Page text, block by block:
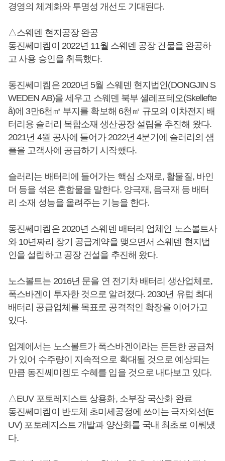
경영의 체계화와 투명성 개선도 기대된다.
△스웨덴 현지공장 완공
동진쎄미켐이 2022년 11월 스웨덴 공장 건물을 완공하
고 사용 승인을 취득했다.
동진쎄미켐은 2020년 5월 스웨덴 현지법인(DONGJIN S
WEDEN AB)을 세우고 스웨덴 북부 셸레프테오(Skellefte
å)에 3만6천㎡ 부지를 확보해 6천㎡ 규모의 이차전지 배
터리용 슬러리 복합소재 생산공장 설립을 추진해 왔다.
2021년 4월 공사에 들어가 2022년 4분기에 슬러리의 샘
플을 고객사에 공급하기 시작했다.
슬러리는 배터리에 들어가는 핵심 소재로, 활물질, 바인
더 등을 섞은 혼합물을 말한다. 양극재, 음극재 등 배터
리 소재 성능을 올려주는 기능을 한다.
동진쎄미켐은 2020년 스웨덴 배터리 업체인 노스볼트사
와 10년짜리 장기 공급계약을 맺으면서 스웨덴 현지법
인을 설립하고 공장 건설을 추진해 왔다.
노스볼트는 2016년 문을 연 전기차 배터리 생산업체로,
폭스바겐이 투자한 것으로 알려졌다. 2030년 유럽 최대
배터리 공급업체를 목표로 공격적인 확장을 이어가고
있다.
업계에서는 노스볼트가 폭스바겐이라는 든든한 공급처
가 있어 수주량이 지속적으로 확대될 것으로 예상되는
만큼 동진쎄미켐도 수혜를 입을 것으로 내다보고 있다.
△EUV 포토레지스트 상용화, 소부장 국산화 완료
동진쎄미켐이 반도체 초미세공정에 쓰이는 극자외선(E
UV) 포토레지스트 개발과 양산화를 국내 최초로 이뤄냈
다.